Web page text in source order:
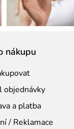
nákupu
objednávky
a platba
/ Reklamace